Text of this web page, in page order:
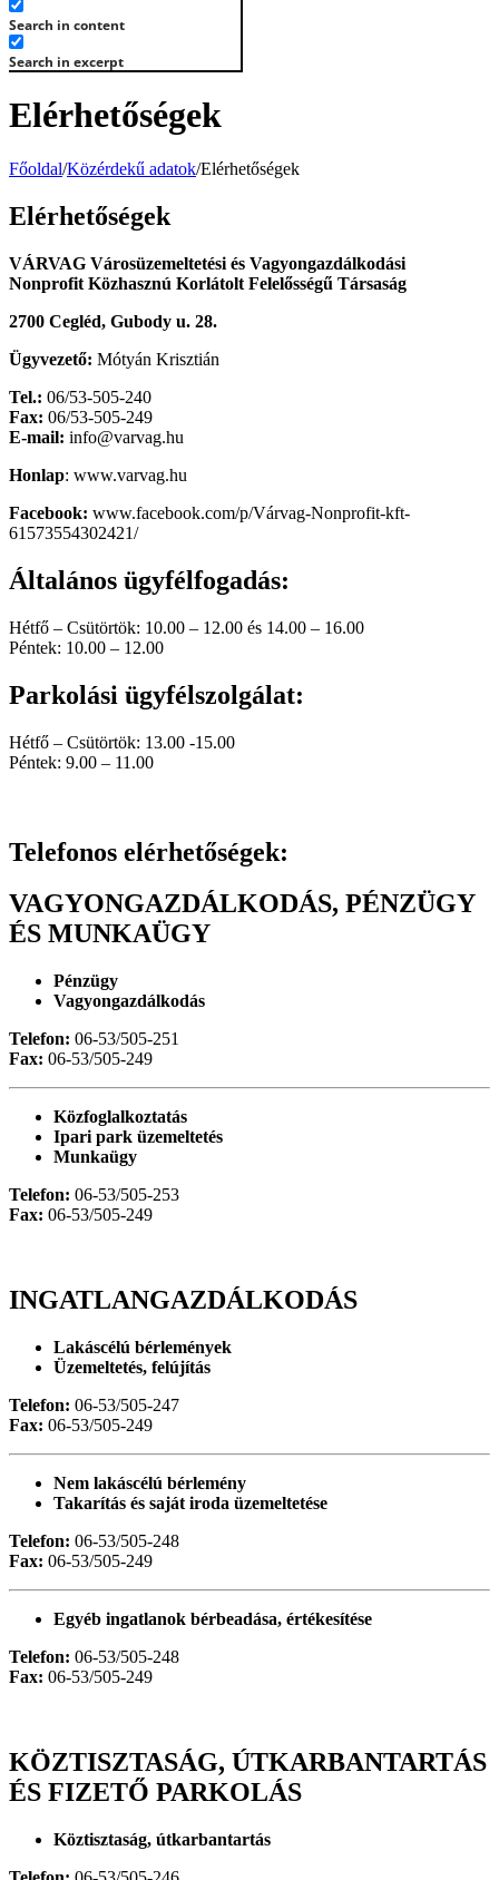
Search in content
Search in excerpt
Elérhetőségek
Főoldal/Közérdekű adatok/Elérhetőségek
Elérhetőségek
VÁRVAG Városüzemeltetési és Vagyongazdálkodási
Nonprofit Közhasznú Korlátolt Felelősségű Társaság
2700 Cegléd, Gubody u. 28.
Ügyvezető: Mótyán Krisztián
Tel.: 06/53-505-240
Fax: 06/53-505-249
E-mail: info@varvag.hu
Honlap: www.varvag.hu
Facebook: www.facebook.com/p/Várvag-Nonprofit-kft-
61573554302421/
Általános ügyfélfogadás:
Hétfő – Csütörtök: 10.00 – 12.00 és 14.00 – 16.00
Péntek: 10.00 – 12.00
Parkolási ügyfélszolgálat:
Hétfő – Csütörtök: 13.00 -15.00
Péntek: 9.00 – 11.00
Telefonos elérhetőségek:
VAGYONGAZDÁLKODÁS, PÉNZÜGY
ÉS MUNKAÜGY
Pénzügy
Vagyongazdálkodás
Telefon: 06-53/505-251
Fax: 06-53/505-249
Közfoglalkoztatás
Ipari park üzemeltetés
Munkaügy
Telefon: 06-53/505-253
Fax: 06-53/505-249
INGATLANGAZDÁLKODÁS
Lakáscélú bérlemények
Üzemeltetés, felújítás
Telefon: 06-53/505-247
Fax: 06-53/505-249
Nem lakáscélú bérlemény
Takarítás és saját iroda üzemeltetése
Telefon: 06-53/505-248
Fax: 06-53/505-249
Egyéb ingatlanok bérbeadása, értékesítése
Telefon: 06-53/505-248
Fax: 06-53/505-249
KÖZTISZTASÁG, ÚTKARBANTARTÁS
ÉS FIZETŐ PARKOLÁS
Köztisztaság, útkarbantartás